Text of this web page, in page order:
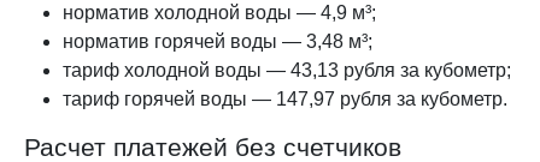
норматив холодной воды — 4,9 м³;
норматив горячей воды — 3,48 м³;
тариф холодной воды — 43,13 рубля за кубометр;
тариф горячей воды — 147,97 рубля за кубометр.
Расчет платежей без счетчиков